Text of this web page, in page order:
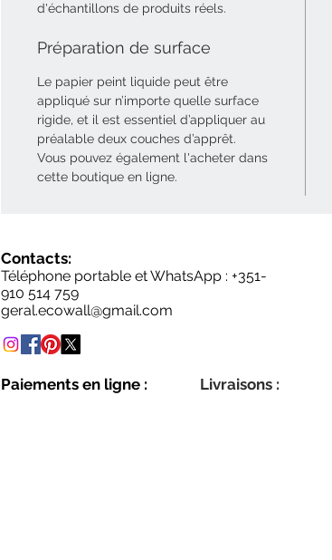
d'échantillons de produits réels.
Préparation de surface
Le papier peint liquide peut être
appliqué sur n’importe quelle surface
rigide, et il est essentiel d’appliquer au
préalable deux couches d’apprêt.
Vous pouvez également l'acheter dans
cette boutique en ligne.
Contacts:
Téléphone portable et WhatsApp : +351-
910 514 759
geral.ecowall@gmail.com
Paiements en ligne : Livraisons :